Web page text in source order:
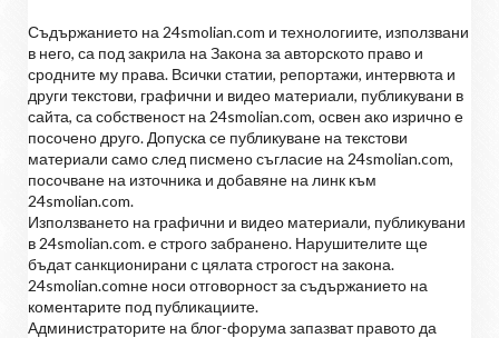
Съдържанието на 24smolian.com и технологиите, използвани
в него, са под закрила на Закона за авторското право и
сродните му права. Всички статии, репортажи, интервюта и
други текстови, графични и видео материали, публикувани в
сайта, са собственост на 24smolian.com, освен ако изрично е
посочено друго. Допуска се публикуване на текстови
материали само след писмено съгласие на 24smolian.com,
посочване на източника и добавяне на линк към
24smolian.com.
Използването на графични и видео материали, публикувани
в 24smolian.com. е строго забранено. Нарушителите ще
бъдат санкционирани с цялата строгост на закона.
24smolian.comне носи отговорност за съдържанието на
коментарите под публикациите.
Администраторите на блог-форума запазват правото да